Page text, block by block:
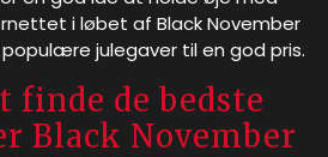
i løbet af Black November
julegaver til en god pris.
finde de bedste
Black November